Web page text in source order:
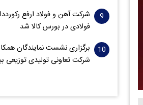
شرکت آهن و فولاد ارفع
فولادی در بورس کالا شد
برگزاری نشست نمایندگان
شرکت تعاونی تولیدی توزیعی